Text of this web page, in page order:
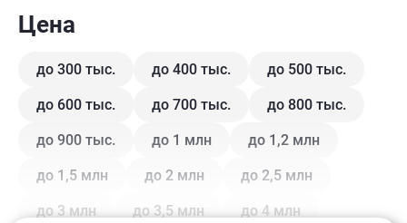
Цена
до 300 тыс. до 400 тыс. до 500 тыс.
до 600 тыс. до 700 тыс. до 800 тыс.
до 900 тыс. до 1 млн до 1,2 млн
до 1,5 млн до 2 млн до 2,5 млн
до 3 млн до 3,5 млн до 4 млн